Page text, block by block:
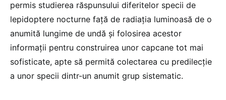
permis studierea răspunsului diferitelor specii de
lepidoptere nocturne față de radiația luminoasă de o
anumită lungime de undă și folosirea acestor
informații pentru construirea unor capcane tot mai
sofisticate, apte să permită colectarea cu predilecție
a unor specii dintr-un anumit grup sistematic.